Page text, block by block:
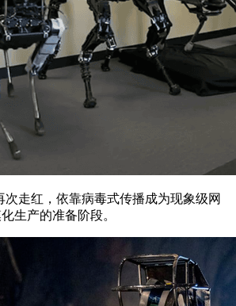
走红，依靠病毒式传播成为现象级网
生产的准备阶段。